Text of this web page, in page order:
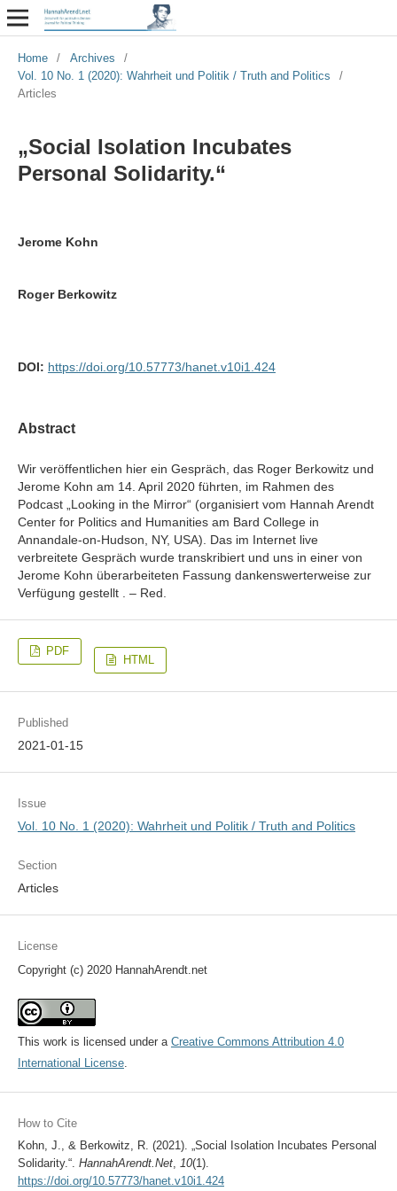
Home / Archives
/
Vol. 10 No. 1 (2020): Wahrheit und Politik / Truth and Politics
/
Articles
„Social Isolation Incubates
Personal Solidarity.“
Jerome Kohn
Roger Berkowitz
DOI: https://doi.org/10.57773/hanet.v10i1.424
Abstract
Wir veröffentlichen hier ein Gespräch, das Roger Berkowitz und
Jerome Kohn am 14. April 2020 führten, im Rahmen des
Podcast „Looking in the Mirror“ (organisiert vom Hannah Arendt
Center for Politics and Humanities am Bard College in
Annandale-on-Hudson, NY, USA). Das im Internet live
verbreitete Gespräch wurde transkribiert und uns in einer von
Jerome Kohn überarbeiteten Fassung dankenswerterweise zur
Verfügung gestellt . – Red.
PDF
HTML
Published
2021-01-15
Issue
Vol. 10 No. 1 (2020): Wahrheit und Politik / Truth and Politics
Section
Articles
License
Copyright (c) 2020 HannahArendt.net
This work is licensed under a Creative Commons Attribution 4.0
International License.
How to Cite
Kohn, J., & Berkowitz, R. (2021). „Social Isolation Incubates Personal
Solidarity.“. HannahArendt.Net, 10(1).
https://doi.org/10.57773/hanet.v10i1.424